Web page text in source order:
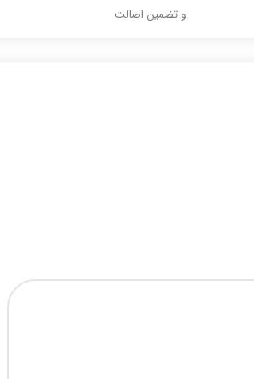
و تضمین اصالت